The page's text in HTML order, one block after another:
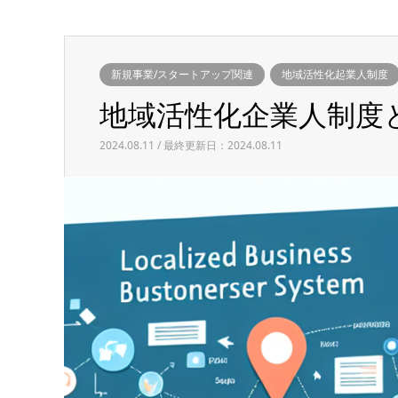
新規事業/スタートアップ関連 地域活性化起業人制度
地域活性化企業人制度
2024.08.11 / 最終更新日：2024.08.11